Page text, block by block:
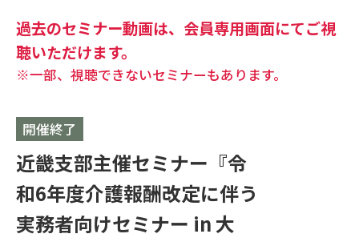
過去のセミナー動画は、会員専用画面にてご視
聴いただけます。
※一部、視聴できないセミナーもあります。
開催終了
近畿支部主催セミナー『令
和6年度介護報酬改定に伴う
実務者向けセミナー in 大